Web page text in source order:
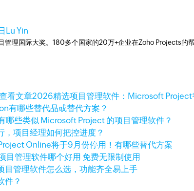
Lu Yin
理国际大奖。180多个国家的20万+企业在Zoho Projects的
看文章2026精选项目管理软件：Microsoft Project
有哪些替代品或替代方案？
哪些类似 Microsoft Project 的项目管理软件？
，项目经理如何把控进度？
Online将于9月份停用！有哪些替代方案
目管理软件哪个好用 免费无限制使用
目管理软件怎么选，功能齐全易上手
件？